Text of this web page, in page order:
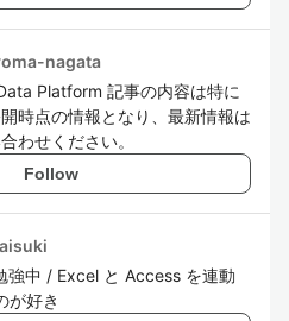
nagata
Platform 記事の内容は特に
時点の情報となり、最新情報は
わせください。
Follow
強中 / Excel と Access を連動
が好き